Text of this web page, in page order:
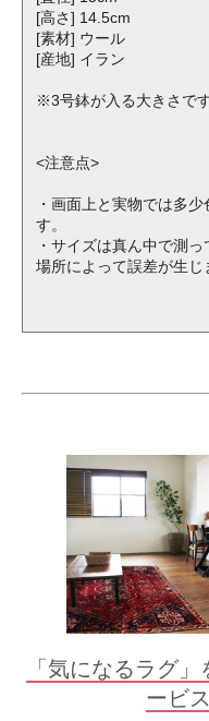
[高さ] 14.5cm
[素材] ウール
[産地] イラン
※3号鉢が入る大きさです
<注意点>
・画面上と実物では多
す。
・サイズは真ん中で測
場所によって誤差が生じ
「気になるラグ
ービ